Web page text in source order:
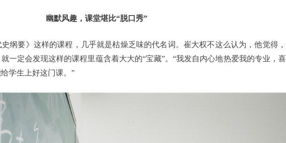
幽默风趣，课堂堪比“脱口秀”
纲要》这样的课程，几乎就是枯燥乏味的代名词。崔大权不这么认为，他觉得
一定会发现这样的课程里蕴含着大大的“宝藏”。“我发自内心地热爱我的专业，
学生上好这门课。”